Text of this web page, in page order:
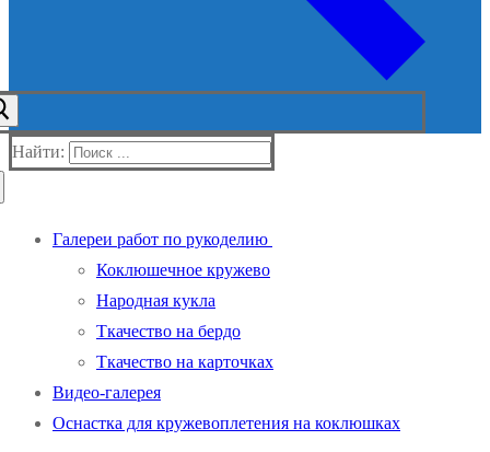
Найти:
Галереи работ по рукоделию
Коклюшечное кружево
Народная кукла
Ткачество на бердо
Ткачество на карточках
Видео-галерея
Оснастка для кружевоплетения на коклюшках